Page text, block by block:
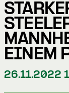
EINEM
26.11.2022